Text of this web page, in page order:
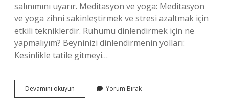
salınımını uyarır. Meditasyon ve yoga: Meditasyon
ve yoga zihni sakinleştirmek ve stresi azaltmak için
etkili tekniklerdir. Ruhumu dinlendirmek için ne
yapmalıyım? Beyninizi dinlendirmenin yolları:
Kesinlikle tatile gitmeyi…
Devamını okuyun
Rahatlatmak
Yorum Bırak